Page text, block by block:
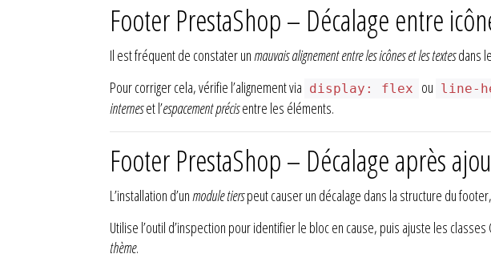
Footer PrestaShop – Décalage entre
Il est fréquent de constater unmauvais alignement entre les icônes et les textesdans
Pour corriger cela, vérifie l’alignement via display: flex ou line-
interneset l’espacement précisentre les éléments.
Footer PrestaShop – Décalage après
L’installation d’unmodule tierspeut causer un décalage dans la structure du
Utilise l’outil d’inspection pour identifier le bloc en cause, puis ajuste les
thème.